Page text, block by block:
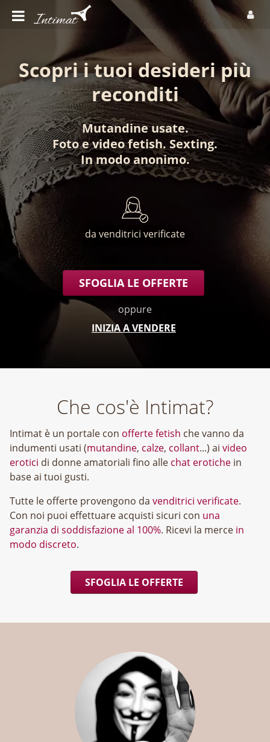
Scopri i tuoi desideri più
reconditi
Mutandine usate.
Fotoevideo fetish. Sexting.
In modo anonimo.
da venditrici verificate
SFOGLIA LE OFFERTE
oppure
INIZIA A VENDERE
Che cos'è Intimat?
Intimat è un portale con offerte fetish che vanno da
indumenti usati (mutandine, calze, collant...) ai video
erotici di donne amatoriali fino alle chat erotiche in
base ai tuoi gusti.
Tutte le offerte provengono da venditrici verificate.
Con noi puoi effettuare acquisti sicuri con una
garanzia di soddisfazione al 100%. Ricevi la merce in
modo discreto.
SFOGLIA LE OFFERTE